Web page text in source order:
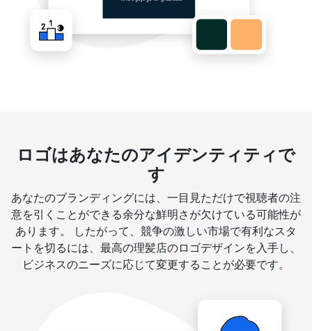
ロゴはあなたのアイデンティティで
す
あなたのブランディングには、一目見ただけで視聴者の注
意を引くことができる余分な鮮明さが欠けている可能性が
あります。 したがって、競争の激しい市場で有利なスタ
ートを切るには、最高の理髪店のロゴデザインを入手し、
ビジネスのニーズに応じて変更することが必要です。